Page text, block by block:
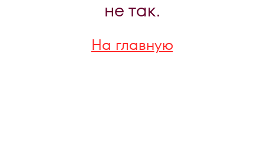
не так.
На главную